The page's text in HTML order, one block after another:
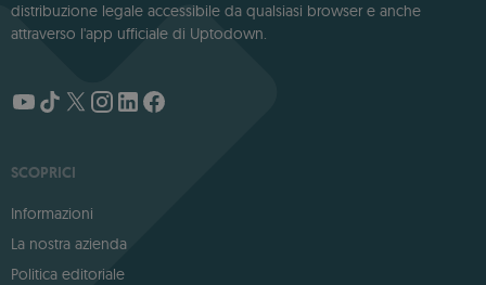
distribuzione legale accessibile da qualsiasi browser e anche
attraverso l'app ufficiale di Uptodown.
SCOPRICI
Informazioni
La nostra azienda
Politica editoriale